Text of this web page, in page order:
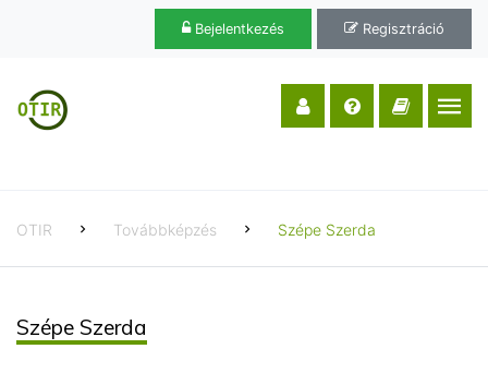
Bejelentkezés Regisztráció
OTIR Továbbképzés Szépe Szerda
Szépe Szerda